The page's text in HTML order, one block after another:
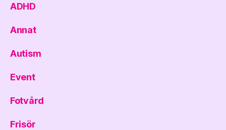
ADHD
Annat
Autism
Event
Fotvård
Frisör